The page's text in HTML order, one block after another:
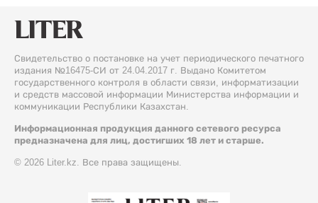
Свидетельство о постановке на учет периодического печатного
издания №16475-СИ от 24.04.2017 г. Выдано Комитетом
государственного контроля в области связи, информатизации
и средств массовой информации Министерства информации и
коммуникации Республики Казахстан.
Информационная продукция данного сетевого ресурса
предназначена для лиц, достигших 18 лет и старше.
© 2026 Liter.kz. Все права защищены.